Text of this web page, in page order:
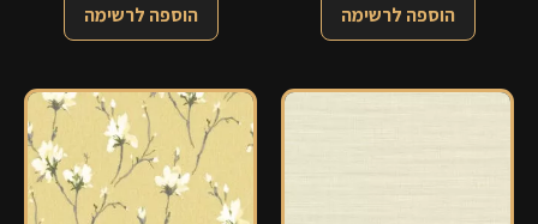
הוספה לרשימה הוספה לרשימה